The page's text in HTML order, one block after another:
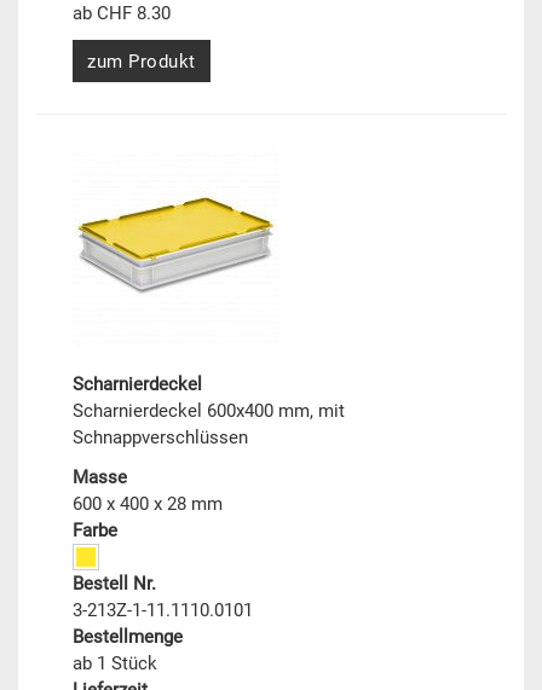
ab CHF 8.30
zum Produkt
Scharnierdeckel
Scharnierdeckel 600x400 mm, mit
Schnappverschlüssen
Masse
600 x 400 x 28 mm
Farbe
Bestell Nr.
3-213Z-1-11.1110.0101
Bestellmenge
ab 1 Stück